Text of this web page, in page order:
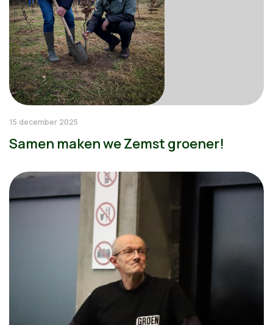
15 december 2025
Samen maken we Zemst groener!